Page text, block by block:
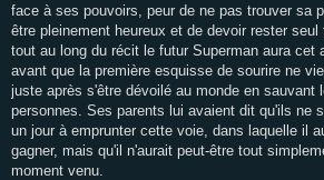
face à ses pouvoirs, peur de ne pas trouver sa
être pleinement heureux et de devoir rester
tout au long du récit le futur Superman aura cet
avant que la première esquisse de sourire ne
juste après s'être dévoilé au monde en sauvant
personnes. Ses parents lui avaient dit qu'ils ne
un jour à emprunter cette voie, dans laquelle il
gagner, mais qu'il n'aurait peut-être tout
moment venu.